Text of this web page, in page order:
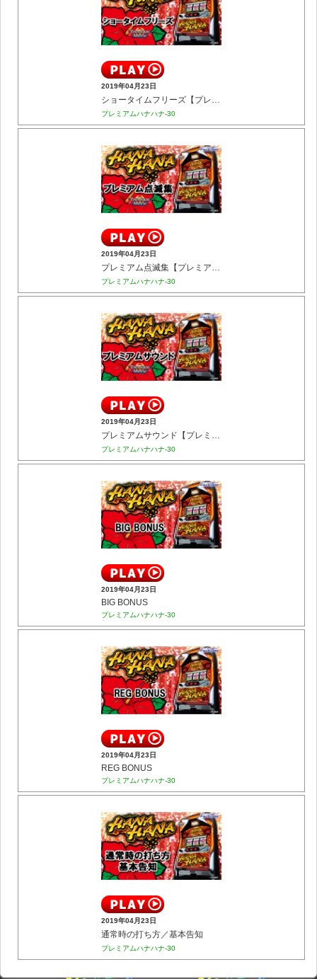
2019年04月23日
ショータイムフリーズ【プレミアム】
プレミアムハナハナ-30
2019年04月23日
プレミアム点滅集【プレミアム】
プレミアムハナハナ-30
2019年04月23日
プレミアムサウンド【プレミアム】
プレミアムハナハナ-30
2019年04月23日
BIG BONUS
プレミアムハナハナ-30
2019年04月23日
REG BONUS
プレミアムハナハナ-30
2019年04月23日
通常時の打ち方／基本告知
プレミアムハナハナ-30